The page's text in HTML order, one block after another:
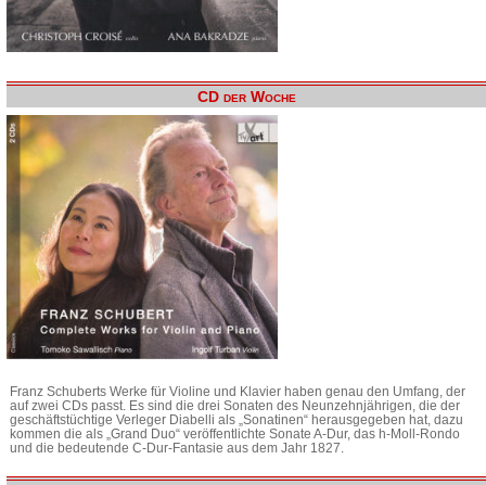
CD der Woche
Franz Schuberts Werke für Violine und Klavier haben genau den Umfang, der
auf zwei CDs passt. Es sind die drei Sonaten des Neunzehnjährigen, die der
geschäftstüchtige Verleger Diabelli als „Sonatinen“ herausgegeben hat, dazu
kommen die als „Grand Duo“ veröffentlichte Sonate A-Dur, das h-Moll-Rondo
und die bedeutende C-Dur-Fantasie aus dem Jahr 1827.